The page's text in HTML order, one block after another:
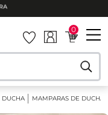
0
DUCHA MAMPARAS DE DUCHA